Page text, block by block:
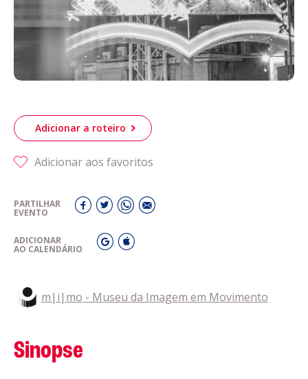
Adicionar a roteiro
Adicionar aos favoritos
PARTILHAR
EVENTO
ADICIONAR
AO CALENDÁRIO
m|i|mo - Museu da Imagem em Movimento
Sinopse